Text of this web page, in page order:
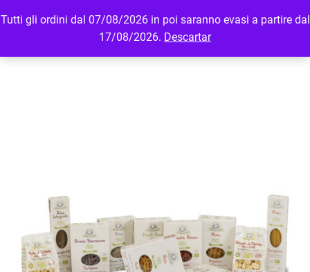
Tutti gli ordini dal 07/08/2026 in poi saranno evasi a partire dal
17/08/2026. Descartar
MENU LOGIN